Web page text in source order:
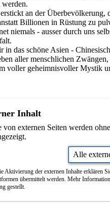
werden.
an der Überbevölkerung,
Billionen in Rüstung zu
niemals - ausser durch uns
in das schöne Asien -
aller menschlichen
voller geheimnisvoller Mystik
Inhalt
von externen Seiten werden
Alle
Aktivierung der externen Inhalte erklären
übermittelt werden. Mehr
gestellt.